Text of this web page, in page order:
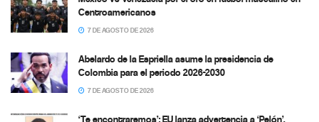
Centroamericanos
7 DE AGOSTO DE 2026
Abelardo de la Espriella asume la presidencia de
Colombia para el periodo 2026-2030
7 DE AGOSTO DE 2026
‘Te encontraremos’: EU lanza advertencia a ‘Pelón’,